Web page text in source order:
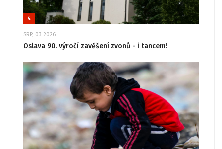
4
SRP, 03 2026
Oslava 90. výročí zavěšení zvonů - i tancem!